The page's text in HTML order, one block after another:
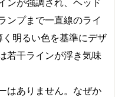
ンが強調され、ヘッド
ンプまで一直線のライ
明るい色を基準にデザ
若干ラインが浮き気味
はありません。なぜか